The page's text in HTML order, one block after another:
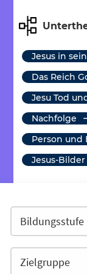
Jesus in
Das Reich
Jesu Tod
Nachfolge
Person und
Jesus-Bilder